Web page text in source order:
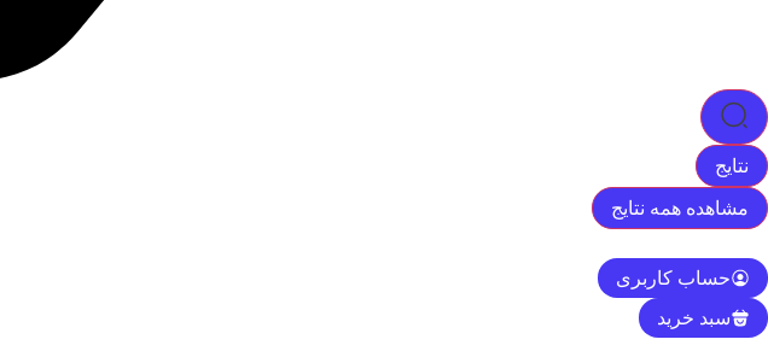
نتایج
مشاهده همه نتایج
حساب کاربری
سبد خرید